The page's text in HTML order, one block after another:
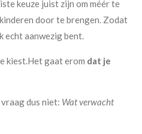
keuze juist zijn om méér te
door te brengen. Zodat
echt aanwezig bent.
kiest.Het gaat erom dat je
dus niet: Wat verwacht